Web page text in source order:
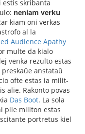
estis skribanta
neniam verku
kiam oni verkas
al la
Audience Apathy
multe da kialo
venka rezulto estas
anstataŭ
ofte estas ia milit-
alie. Rakonto povas
Das Boot. La sola
plie militon estas
portretus kiel